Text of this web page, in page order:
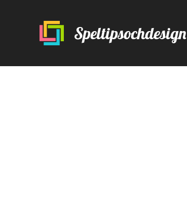
Speltipsochdesign